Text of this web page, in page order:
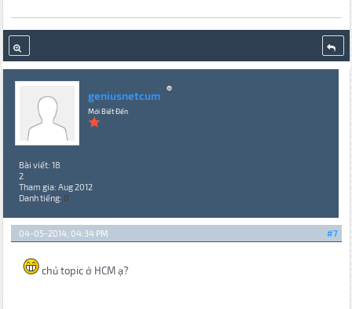
geniusnetcum
Mới Biết Đến
Bài viết: 18
2
Tham gia: Aug 2012
Danh tiếng: 0
#7
04-05-2014, 04:34 PM
chủ topic ở HCM ạ?